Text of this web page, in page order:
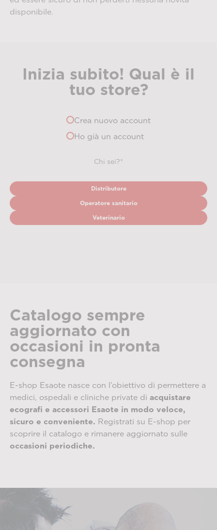
disponibile.
Inizia subito! Qual è il
tuo store?
Crea nuovo account
Ho già un account
Chi sei?*
Distributore
Operatore sanitario
Veterinario
Catalogo sempre
aggiornato con
occasioni in pronta
consegna
E-shop Esaote nasce con l’obiettivo di permettere a
medici, ospedali e cliniche private di acquistare
ecografi e accessori Esaote in modo veloce,
sicuro e conveniente. Registrati su E-shop per
scoprire il catalogo e rimanere aggiornato sulle
occasioni periodiche.